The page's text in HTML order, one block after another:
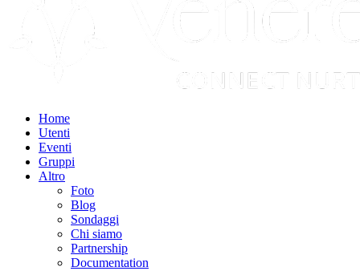
Home
Utenti
Eventi
Gruppi
Altro
Foto
Blog
Sondaggi
Chi siamo
Partnership
Documentation